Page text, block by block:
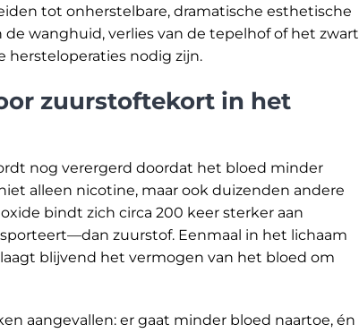
tot onherstelbare, dramatische esthetische
wanghuid, verlies van de tepelhof of het zwart
hersteloperaties nodig zijn.
zuurstoftekort in het
nog verergerd doordat het bloed minder
alleen nicotine, maar ook duizenden andere
bindt zich circa 200 keer sterker aan
zuurstof. Eenmaal in het lichaam
blijvend het vermogen van het bloed om
aangevallen: er gaat minder bloed naartoe, én